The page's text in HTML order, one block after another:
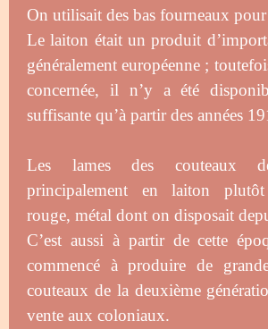
On utilisait des bas fourneaux
Le laiton était un produit
généralement européenne ;
concernée, il n’y a été
suffisante qu’à partir des années
Les lames des couteaux
principalement en laiton
rouge, métal dont on disposait
C’est aussi à partir de cette
commencé à produire de
couteaux de la deuxième
vente aux coloniaux.